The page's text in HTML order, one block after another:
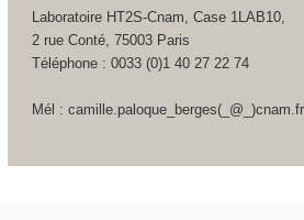
Laboratoire HT2S-Cnam, Case 1LAB10,
2 rue Conté, 75003 Paris
Téléphone : 0033 (0)1 40 27 22 74
Mél : camille.paloque_berges(_@_)cnam.fr